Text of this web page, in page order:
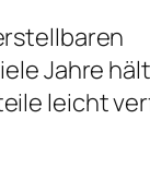
Jahre
leicht